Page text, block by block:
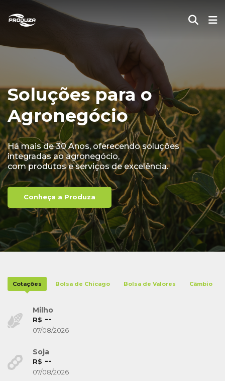
Soluções para o
Agronegócio
Há mais de 30 Anos, oferecendo soluções
integradas ao agronegócio,
com produtos e serviços de excelência.
Conheça a Produza
Cotações Bolsa de Chicago Bolsa de Valores Câmbio
Milho
R$ --
07/08/2026
Soja
R$ --
07/08/2026